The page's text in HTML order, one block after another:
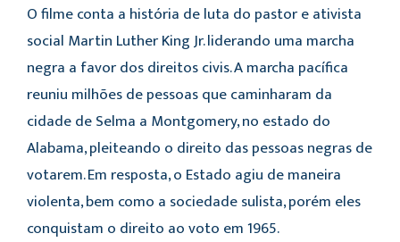
O filme conta a história de luta do pastor e ativista
social Martin Luther King Jr. liderando uma marcha
negra a favor dos direitos civis. A marcha pacífica
reuniu milhões de pessoas que caminharam da
cidade de Selma a Montgomery, no estado do
Alabama, pleiteando o direito das pessoas negras de
votarem. Em resposta, o Estado agiu de maneira
violenta, bem como a sociedade sulista, porém eles
conquistam o direito ao voto em 1965.